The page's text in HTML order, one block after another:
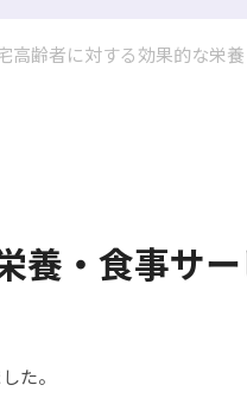
高齢者に対する効果的な栄
養・食事サ
た。